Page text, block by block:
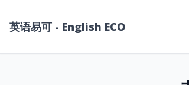
英语易可 - English ECO